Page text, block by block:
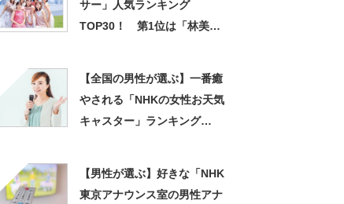
サー」人気ランキング
TOP30！ 第1位は「林美沙
【全国の男性が選ぶ】一番癒
やされる「NHKの女性お天気
キャスター」ランキング
【男性が選ぶ】好きな「NHK
東京アナウンス室の男性アナ